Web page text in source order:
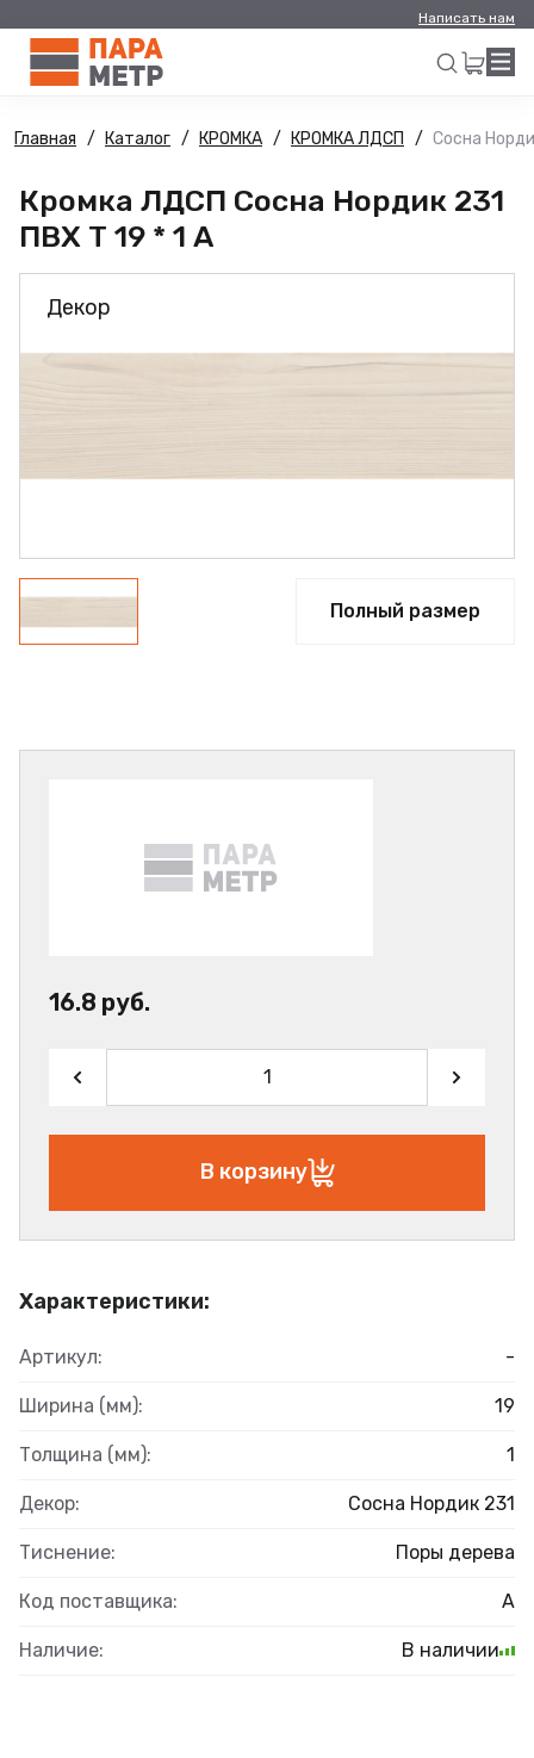
Написать нам
Искать
Главная Каталог КРОМКА КРОМКА ЛДСП Сосна
Кромка ЛДСП Сосна Нордик 231
ПВХ Т 19 * 1 А
Декор
Полный размер
Характеристики:
Артикул: -
Ширина (мм): 19
Толщина (мм): 1
Декор: Сосна Нордик 231
Тиснение: Поры дерева
Код поставщика: А
Наличие: В наличии
16.8 руб.
В корзину